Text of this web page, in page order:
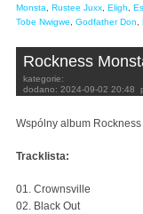
Monsta
Rustee Juxx Eligh
Tobe Nwigwe
Godfather Don
Rockness
kategorie:
dodano: 2024-09-02 20:48
Wspólny album
Tracklista:
01. Crownsville
02. Black Out